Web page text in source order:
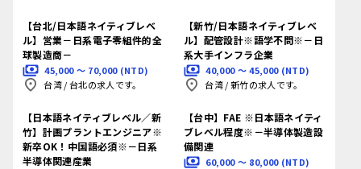
【台北/日本語ネイティブレベ
ル】営業－日系電子零組件的全
球製造商－
45,000 〜 70,000 (NTD)
台湾/台北の求人です。
【新竹/日本語ネイティブレベ
ル】配管設計※語学不問※－日
系大手インフラ企業
40,000 〜 45,000 (NTD)
台湾/新竹の求人です。
【日本語ネイティブレベル／新
竹】計画プラントエンジニア※
新卒OK！中国語必須※－日系
半導体関連産業
【台中】FAE ※日本語ネイティ
ブレベル程度※－半導体製造設
備関連
60,000 〜 80,000 (NTD)